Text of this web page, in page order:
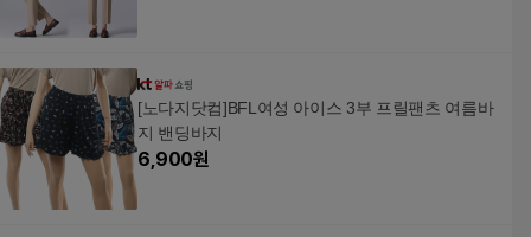
[노다지닷컴]BFL여성 아이스 3부 프릴팬츠 여름바
지 밴딩바지
6,900원